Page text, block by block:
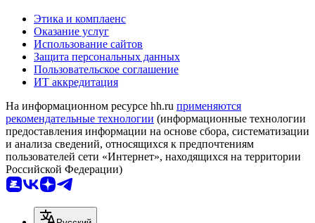
Этика и комплаенс
Оказание услуг
Использование сайтов
Защита персональных данных
Пользовательское соглашение
ИТ аккредитация
На информационном ресурсе hh.ru применяются
рекомендательные технологии (информационные технологии
предоставления информации на основе сбора, систематизации
и анализа сведений, относящихся к предпочтениям
пользователей сети «Интернет», находящихся на территории
Российской Федерации)